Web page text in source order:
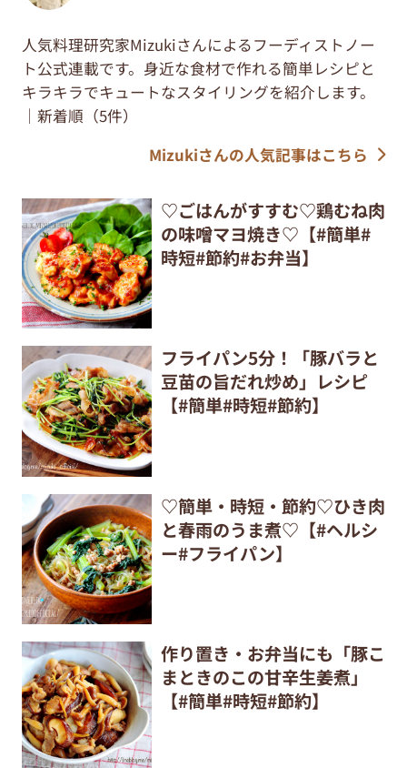
人気料理研究家Mizukiさんによるフーディストノー
ト公式連載です。身近な食材で作れる簡単レシピと
キラキラでキュートなスタイリングを紹介します。
｜新着順（5件）
Mizukiさんの人気記事はこちら
♡ごはんがすすむ♡鶏むね肉
の味噌マヨ焼き♡【#簡単#
時短#節約#お弁当】
フライパン5分！「豚バラと
豆苗の旨だれ炒め」レシピ
【#簡単#時短#節約】
♡簡単・時短・節約♡ひき肉
と春雨のうま煮♡【#ヘルシ
ー#フライパン】
作り置き・お弁当にも「豚こ
まときのこの甘辛生姜煮」
【#簡単#時短#節約】